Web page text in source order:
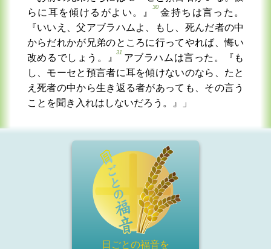
らに耳を傾けるがよい。』
30
金持ちは言った。
『いいえ、父アブラハムよ、もし、死んだ者の中
からだれかが兄弟のところに行ってやれば、悔い
改めるでしょう。』
31
アブラハムは言った。『も
し、モーセと預言者に耳を傾けないのなら、たと
え死者の中から生き返る者があっても、その言う
ことを聞き入れはしないだろう。』」
日ごとの福音を